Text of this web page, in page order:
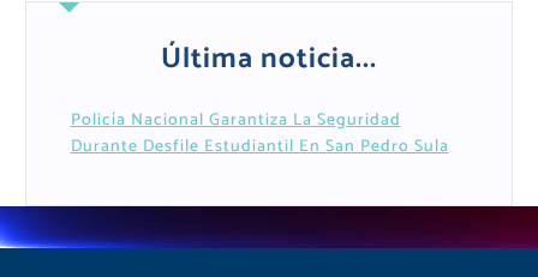
Última noticia...
Policía Nacional Garantiza La Seguridad
Durante Desfile Estudiantil En San Pedro Sula